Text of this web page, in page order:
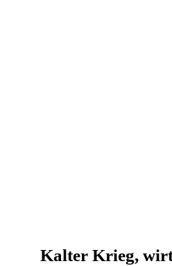
Kalter Krieg,